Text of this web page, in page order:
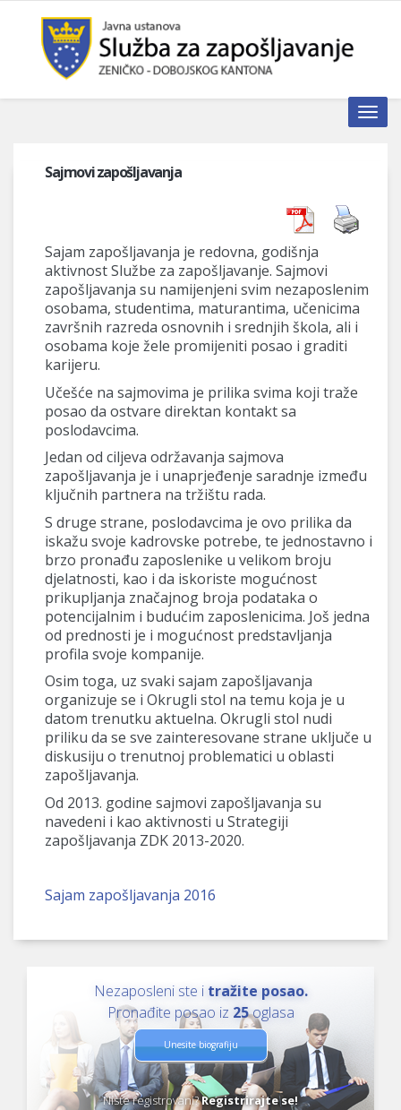
Toggle
Sajmovi zapošljavanja
Sajam zapošljavanja je redovna, godišnja
aktivnost Službe za zapošljavanje. Sajmovi
zapošljavanja su namijenjeni svim nezaposlenim
osobama, studentima, maturantima, učenicima
završnih razreda osnovnih i srednjih škola, ali i
osobama koje žele promijeniti posao i graditi
karijeru.
Učešće na sajmovima je prilika svima koji traže
posao da ostvare direktan kontakt sa
poslodavcima.
Jedan od ciljeva održavanja sajmova
zapošljavanja je i unaprjeđenje saradnje između
ključnih partnera na tržištu rada.
S druge strane, poslodavcima je ovo prilika da
iskažu svoje kadrovske potrebe, te jednostavno i
brzo pronađu zaposlenike u velikom broju
djelatnosti, kao i da iskoriste mogućnost
prikupljanja značajnog broja podataka o
potencijalnim i budućim zaposlenicima. Još jedna
od prednosti je i mogućnost predstavljanja
profila svoje kompanije.
Osim toga, uz svaki sajam zapošljavanja
organizuje se i Okrugli stol na temu koja je u
datom trenutku aktuelna. Okrugli stol nudi
priliku da se sve zainteresovane strane uključe u
diskusiju o trenutnoj problematici u oblasti
zapošljavanja.
Od 2013. godine sajmovi zapošljavanja su
navedeni i kao aktivnosti u Strategiji
zapošljavanja ZDK 2013-2020.
Sajam zapošljavanja 2016
Nezaposleni ste i tražite posao.
Pronađite posao iz 25oglasa
Unesite biografiju
Niste registrovani?Registrirajte se!